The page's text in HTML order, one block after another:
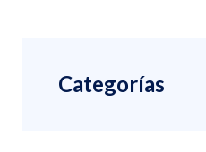
Categorías